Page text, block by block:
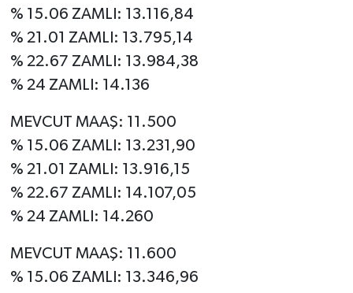
% 15.06 ZAMLI: 13.116,84
% 21.01 ZAMLI: 13.795,14
% 22.67 ZAMLI: 13.984,38
% 24 ZAMLI: 14.136
MEVCUT MAAŞ: 11.500
% 15.06 ZAMLI: 13.231,90
% 21.01 ZAMLI: 13.916,15
% 22.67 ZAMLI: 14.107,05
% 24 ZAMLI: 14.260
MEVCUT MAAŞ: 11.600
% 15.06 ZAMLI: 13.346,96